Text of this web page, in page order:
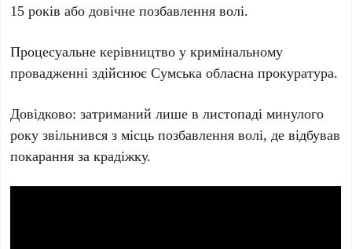
15 років або довічне позбавлення волі.
Процесуальне керівництво у кримінальному
провадженні здійснює Сумська обласна прокуратура.
Довідково: затриманий лише в листопаді минулого
року звільнився з місць позбавлення волі, де відбував
покарання за крадіжку.